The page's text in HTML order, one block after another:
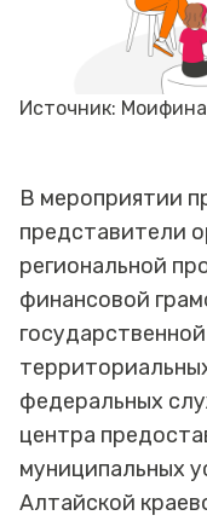
Источник:
В мероприятии
представители
региональной
финансовой
федеральных
центра
муниципальных
Алтайской